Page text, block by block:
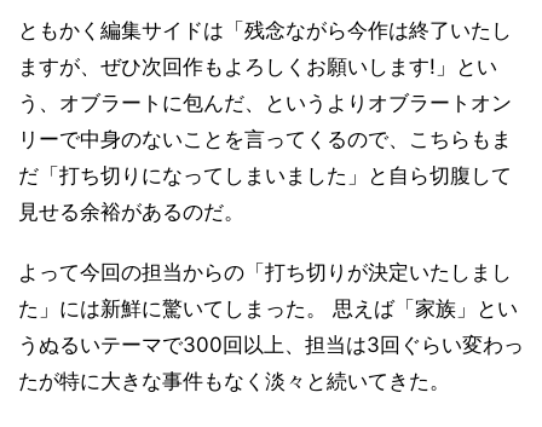
ともかく編集サイドは「残念ながら今作は終了いたし
ますが、ぜひ次回作もよろしくお願いします!」とい
う、オブラートに包んだ、というよりオブラートオン
リーで中身のないことを言ってくるので、こちらもま
だ「打ち切りになってしまいました」と自ら切腹して
見せる余裕があるのだ。
よって今回の担当からの「打ち切りが決定いたしまし
た」には新鮮に驚いてしまった。 思えば「家族」とい
うぬるいテーマで300回以上、担当は3回ぐらい変わっ
たが特に大きな事件もなく淡々と続いてきた。